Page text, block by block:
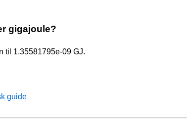
gigajoule?
til 1.35581795e-09 GJ.
guide